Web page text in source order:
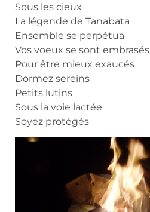
Sous les cieux
La légende de Tanabata
Ensemble se perpétua
Vos voeux se sont embrasés
Pour être mieux exaucés
Dormez sereins
Petits lutins
Sous la voie lactée
Soyez protégés